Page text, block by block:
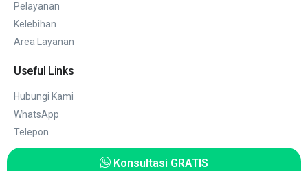
Pelayanan
Kelebihan
Area Layanan
Useful Links
Hubungi Kami
WhatsApp
Telepon
Konsultasi GRATIS